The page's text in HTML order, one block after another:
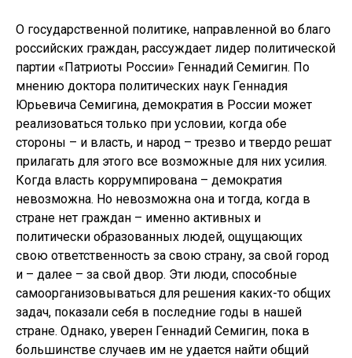
О государственной политике, направленной во благо
российских граждан, рассуждает лидер политической
партии «Патриоты России» Геннадий Семигин. По
мнению доктора политических наук Геннадия
Юрьевича Семигина, демократия в России может
реализоваться только при условии, когда обе
стороны – и власть, и народ – трезво и твердо решат
прилагать для этого все возможные для них усилия.
Когда власть коррумпирована – демократия
невозможна. Но невозможна она и тогда, когда в
стране нет граждан – именно активных и
политически образованных людей, ощущающих
свою ответственность за свою страну, за свой город
и – далее – за свой двор. Эти люди, способные
самоорганизовываться для решения каких-то общих
задач, показали себя в последние годы в нашей
стране. Однако, уверен Геннадий Семигин, пока в
большинстве случаев им не удается найти общий